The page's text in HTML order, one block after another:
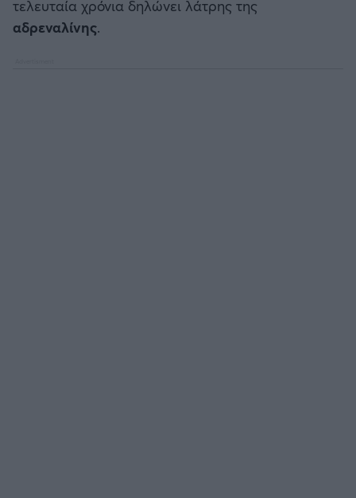
τελευταία χρόνια δηλώνει λάτρης της
αδρεναλίνης.